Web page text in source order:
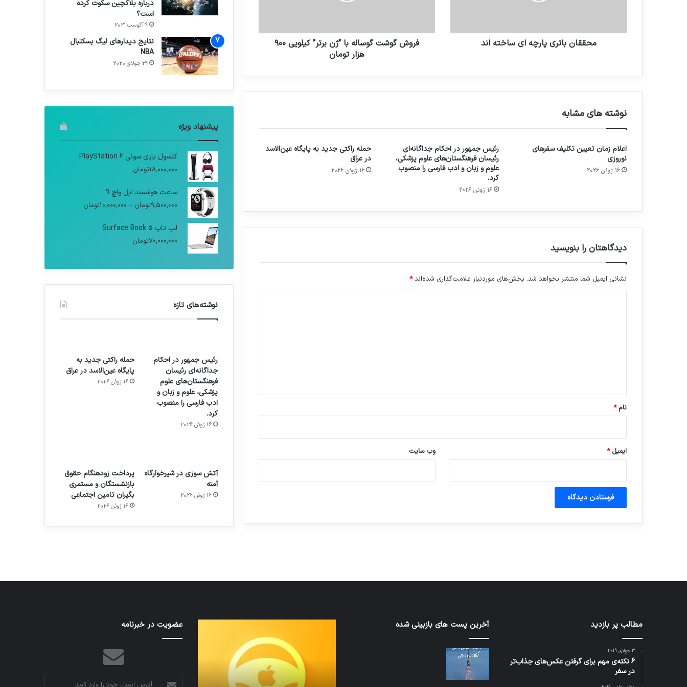
محققان باتری پارچه ای ساخته اند
فروش گوشت گوساله با "ژن برتر" کیلویی ۹۰۰
هزار تومان
نوشته های مشابه
اعلام زمان تعیین تکلیف سفرهای
نوروزی
16 ژوئن 2026
رئیس جمهور در احکام جداگانه‌ای
رئیسان فرهنگستان‌های علوم پزشکی،
علوم و زبان و ادب فارسی را منصوب
کرد.
16 ژوئن 2026
حمله راکتی جدید به پایگاه عین‌الاسد
در عراق
16 ژوئن 2026
دیدگاهتان را بنویسید
نشانی ایمیل شما منتشر نخواهد شد. بخش‌های موردنیاز علامت‌گذاری شده‌اند*
نام*
ایمیل* وب‌ سایت
درباره بلاکچین سکوت کرده
است؟
9 آگوست 2021
نتایج دیدار‌های لیگ بسکتبال
NBA
29 جولای 2020
پیشنهاد ویژه
کنسول بازی سونی PlayStation 6
18,000,000تومان
ساعت هوشمند اپل واچ 9
9,500,000تومان –
10,000,000تومان
لپ تاپ Surface Book 5
70,000,000تومان
نوشته‌های تازه
رئیس جمهور در احکام
جداگانه‌ای رئیسان
فرهنگستان‌های علوم
پزشکی، علوم و زبان و
ادب فارسی را منصوب
کرد.
16 ژوئن 2026
حمله راکتی جدید به
پایگاه عین‌الاسد در عراق
16 ژوئن 2026
آتش سوزی در شیرخوارگاه
آمنه
16 ژوئن 2026
پرداخت زودهنگام حقوق
بازنشستگان و مستمری
بگیران تامین اجتماعی
16 ژوئن 2026 آماده برای کشف
توسط ژاکت
توسط ژاکت
توسط ژاکت
توسط ژاکت
هدفون های 2023
مطالب پر بازدید
3 جولای 2021
6 نکته‌ی مهم برای گرفتن عکس‌های جذاب‌تر
در سفر
آخرین پست های بازبینی شده
شبکه
می‌تواند
سقوط
کدام
پیام‌رسان
اطلاعات
کاربران
را
عضویت در خبرنامه
آدرس